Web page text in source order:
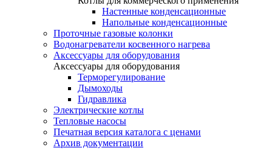
Настенные конденсационные
Напольные конденсационные
Проточные газовые колонки
Водонагреватели косвенного нагрева
Аксессуары для оборудования
Аксессуары для оборудования
Терморегулирование
Дымоходы
Гидравлика
Электрические котлы
Тепловые насосы
Печатная версия каталога с ценами
Архив документации